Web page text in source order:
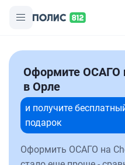
Оформите ОСАГО
в Орле
и получите
подарок
Оформить ОСАГО на